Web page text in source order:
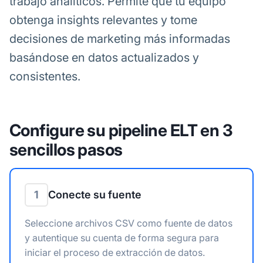
obtenga insights relevantes y tome
decisiones de marketing más informadas
basándose en datos actualizados y
consistentes.
Configure su pipeline ELT en 3
sencillos pasos
1 Conecte su fuente
Seleccione archivos CSV como fuente de datos
y autentique su cuenta de forma segura para
iniciar el proceso de extracción de datos.